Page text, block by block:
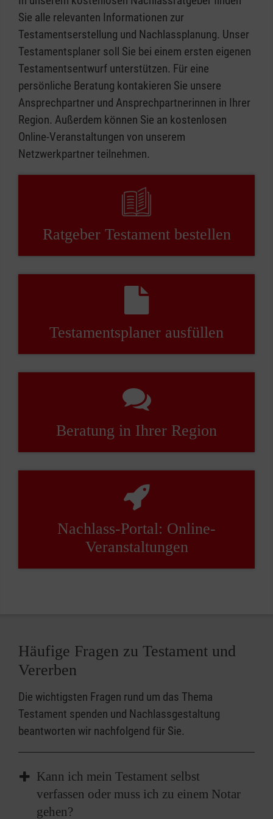
Sie alle relevanten Informationen zur
Testamentserstellung und Nachlassplanung. Unser
Testamentsplaner soll Sie bei einem ersten eigenen
Testamentsentwurf unterstützen. Für eine
persönliche Beratung kontakieren Sie unsere
Ansprechpartner und Ansprechpartnerinnen in Ihrer
Region. Außerdem können Sie an kostenlosen
Online-Veranstaltungen von unserem
Netzwerkpartner teilnehmen.
Ratgeber Testament bestellen
Testamentsplaner ausfüllen
Beratung in Ihrer Region
Nachlass-Portal: Online-
Veranstaltungen
Häufige Fragen zu Testament und
Vererben
Die wichtigsten Fragen rund um das Thema
Testament spenden und Nachlassgestaltung
beantworten wir nachfolgend für Sie.
Kann ich mein Testament selbst
verfassen oder muss ich zu einem Notar
gehen?